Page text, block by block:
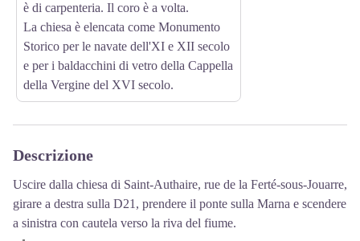
è di carpenteria. Il coro è a volta.
La chiesa è elencata come Monumento
Storico per le navate dell'XI e XII secolo
e per i baldacchini di vetro della Cappella
della Vergine del XVI secolo.
Descrizione
Uscire dalla chiesa di Saint-Authaire, rue de la Ferté-sous-Jouarre,
girare a destra sulla D21, prendere il ponte sulla Marna e scendere
a sinistra con cautela verso la riva del fiume.